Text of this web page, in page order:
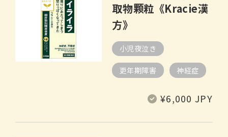
取物颗粒《Kracie漢
方》
小児夜泣き
更年期障害 神経症
定 ¥6,000 JPY